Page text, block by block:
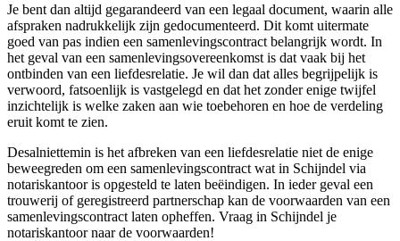
Je bent dan altijd gegarandeerd van een legaal document, waarin alle
afspraken nadrukkelijk zijn gedocumenteerd. Dit komt uitermate
goed van pas indien een samenlevingscontract belangrijk wordt. In
het geval van een samenlevingsovereenkomst is dat vaak bij het
ontbinden van een liefdesrelatie. Je wil dan dat alles begrijpelijk is
verwoord, fatsoenlijk is vastgelegd en dat het zonder enige twijfel
inzichtelijk is welke zaken aan wie toebehoren en hoe de verdeling
eruit komt te zien.
Desalniettemin is het afbreken van een liefdesrelatie niet de enige
beweegreden om een samenlevingscontract wat in Schijndel via
notariskantoor is opgesteld te laten beëindigen. In ieder geval een
trouwerij of geregistreerd partnerschap kan de voorwaarden van een
samenlevingscontract laten opheffen. Vraag in Schijndel je
notariskantoor naar de voorwaarden!